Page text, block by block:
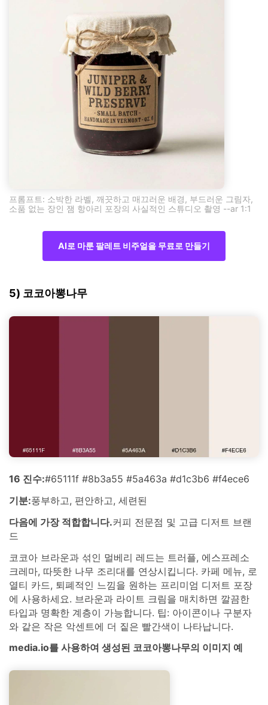
프롬프트: 소박한 라벨, 깨끗하고 매끄러운 배경, 부드러운 그림자,
소품 없는 장인 잼 항아리 포장의 사실적인 스튜디오 촬영 --ar 1:1
AI로 마룬 팔레트 비주얼을 무료로 만들기
5) 코코아뽕나무
16 진수:#65111f #8b3a55 #5a463a #d1c3b6 #f4ece6
기분:풍부하고, 편안하고, 세련된
다음에 가장 적합합니다.커피 전문점 및 고급 디저트 브랜
드
코코아 브라운과 섞인 멀베리 레드는 트러플, 에스프레소
크레마, 따뜻한 나무 조리대를 연상시킵니다. 카페 메뉴, 로
열티 카드, 퇴폐적인 느낌을 원하는 프리미엄 디저트 포장
에 사용하세요. 브라운과 라이트 크림을 매치하면 깔끔한
타입과 명확한 계층이 가능합니다. 팁: 아이콘이나 구분자
와 같은 작은 악센트에 더 짙은 빨간색이 나타납니다.
media.io를 사용하여 생성된 코코아뽕나무의 이미지 예